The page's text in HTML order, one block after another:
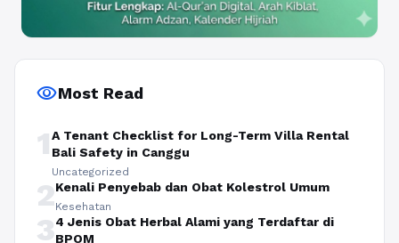
visibilityMost Read
1A Tenant Checklist for Long-Term Villa Rental
Bali Safety in Canggu
Uncategorized
2Kenali Penyebab dan Obat Kolestrol Umum
Kesehatan
34 Jenis Obat Herbal Alami yang Terdaftar di
BPOM